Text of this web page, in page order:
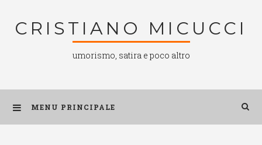
CRISTIANO MICUCCI
umorismo, satira e poco altro
MENU PRINCIPALE